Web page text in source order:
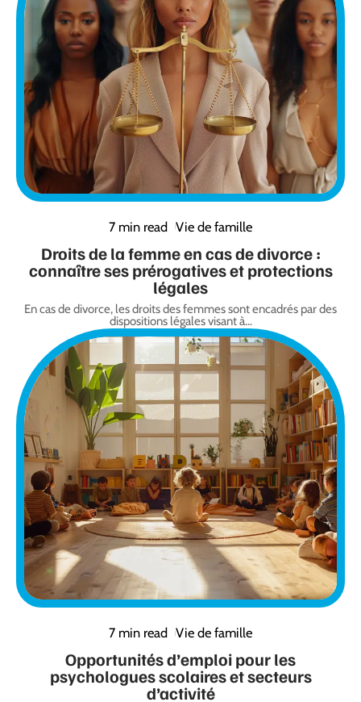
7 min read Vie de famille
Droits de la femme en cas de divorce :
connaître ses prérogatives et protections
légales
En cas de divorce, les droits des femmes sont encadrés par des
dispositions légales visant à…
7 min read Vie de famille
Opportunités d’emploi pour les
psychologues scolaires et secteurs
d’activité